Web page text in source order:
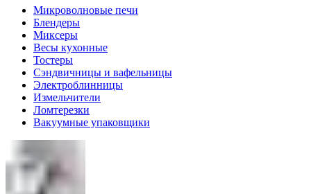
Микроволновые печи
Блендеры
Миксеры
Весы кухонные
Тостеры
Сэндвичницы и вафельницы
Электроблинницы
Измельчители
Ломтерезки
Вакуумные упаковщики